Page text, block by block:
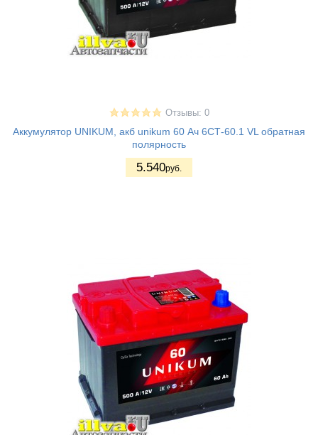
Отзывы: 0
Аккумулятор UNIKUM, акб unikum 60 Ач 6СТ-60.1 VL обратная
полярность
5.540руб.